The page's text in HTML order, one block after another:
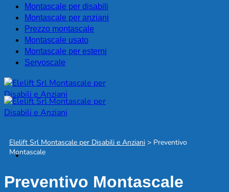
Montascale per disabili
Montascale per anziani
Prezzo montascale
Montascale usato
Montascale per esterni
Servoscale
Elelift Srl Montascale per Disabili e Anziani > Preventivo
Montascale
Preventivo Montascale